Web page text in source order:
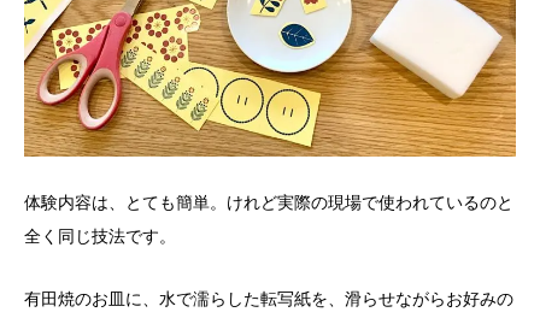
体験内容は、とても簡単。けれど実際の現場で使われているのと
全く同じ技法です。
有田焼のお皿に、水で濡らした転写紙を、滑らせながらお好みの